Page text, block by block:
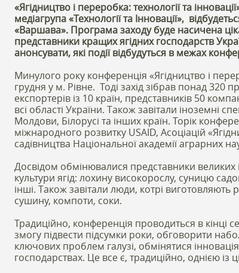
«Ягідництво і переробка: технології та
медіагрупа «Технології та Інновації»,
«Варшава». Програма заходу буде насичена
представники кращих ягідних господарств
анонсувати, які події відбудуться в межах
Минулого року конференція «Ягідництво і
грудня у м. Рівне. Тоді захід зібрав понад 320
експортерів із 10 країн, представників 50
всі області України. Також завітали іноземні
Молдови, Білорусі та інших країн. Торік
міжнародного розвитку USAID, Асоціацій
садівництва Національної академії аграрних
Досвідом обмінювалися представники великих
культури ягід: лохину високорослу, суницю
інші. Також завітали люди, котрі виготовляють
сушину, компоти, соки.
Традиційно, конференція проводиться в кінці
змогу підвести підсумки роки, обговорити
ключових проблем галузі, обмінятися
господарствах. Це все є, традиційно, однією із